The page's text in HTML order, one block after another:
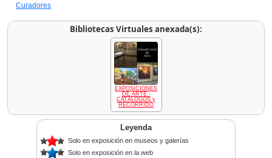
Curadores
Bibliotecas Virtuales anexada(s):
EXPOSICIONES
DE ARTE -
CATÁLOGOS y
RECORRIDO
Leyenda
Solo en exposición en museos y galerías
Solo en exposición en la web